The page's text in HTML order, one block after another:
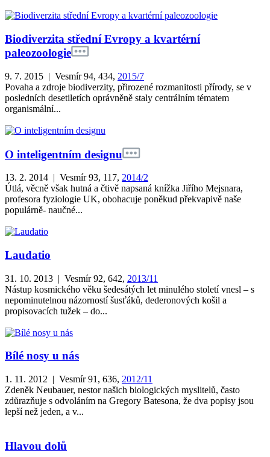
Biodiverzita střední Evropy a kvartérní
paleozoologie
9. 7. 2015 | Vesmír 94, 434, 2015/7
Povaha a zdroje biodiverzity, přirozené rozmanitosti přírody, se v
posledních desetiletích oprávněně staly centrálním tématem
organismální...
O inteligentním designu
13. 2. 2014 | Vesmír 93, 117, 2014/2
Útlá, věcně však hutná a čtivě napsaná knížka Jiřího Mejsnara,
profesora fyziologie UK, obohacuje poněkud překvapivě naše
populárně- naučné...
Laudatio
31. 10. 2013 | Vesmír 92, 642, 2013/11
Nástup kosmického věku šedesátých let minulého století vnesl – s
nepominutelnou názorností šusťáků, dederonových košil a
propisovacích tužek – do...
Bílé nosy u nás
1. 11. 2012 | Vesmír 91, 636, 2012/11
Zdeněk Neubauer, nestor našich biologických myslitelů, často
zdůrazňuje s odvoláním na Gregory Batesona, že dva popisy jsou
lepší než jeden, a v...
Hlavou dolů